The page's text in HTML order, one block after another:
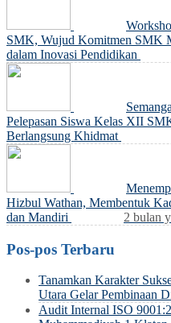
SMK, Wujud Komitmen SMK
dalam Inovasi Pendidikan
Pelepasan Siswa Kelas XII
Berlangsung Khidmat
Hizbul Wathan, Membentuk
dan Mandiri
2 bulan
Pos-pos Terbaru
Tanamkan Karakter
Utara Gelar Pembinaan
Audit Internal ISO